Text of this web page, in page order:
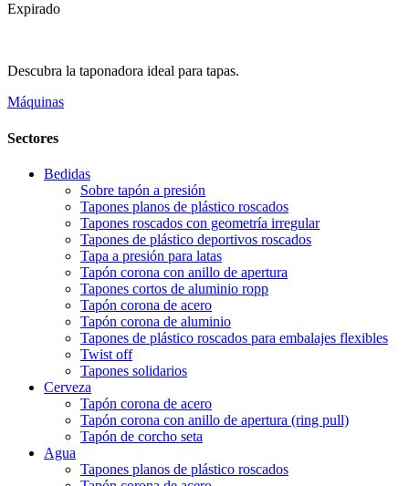
Expirado
Descubra la taponadora ideal para tapas.
Máquinas
Sectores
Bedidas
Sobre tapón a presión
Tapones planos de plástico roscados
Tapones roscados con geometría irregular
Tapones de plástico deportivos roscados
Tapa a presión para latas
Tapón corona con anillo de apertura
Tapones cortos de aluminio ropp
Tapón corona de acero
Tapón corona de aluminio
Tapones de plástico roscados para embalajes flexibles
Twist off
Tapones solidarios
Cerveza
Tapón corona de acero
Tapón corona con anillo de apertura (ring pull)
Tapón de corcho seta
Agua
Tapones planos de plástico roscados